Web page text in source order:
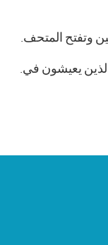
.تحسن تمام المشاركة الثقافية للمسلمين وتفتح المتحف
.تمام يعزز الشعور بالمجتمع بين الناس الذين يعيشون في